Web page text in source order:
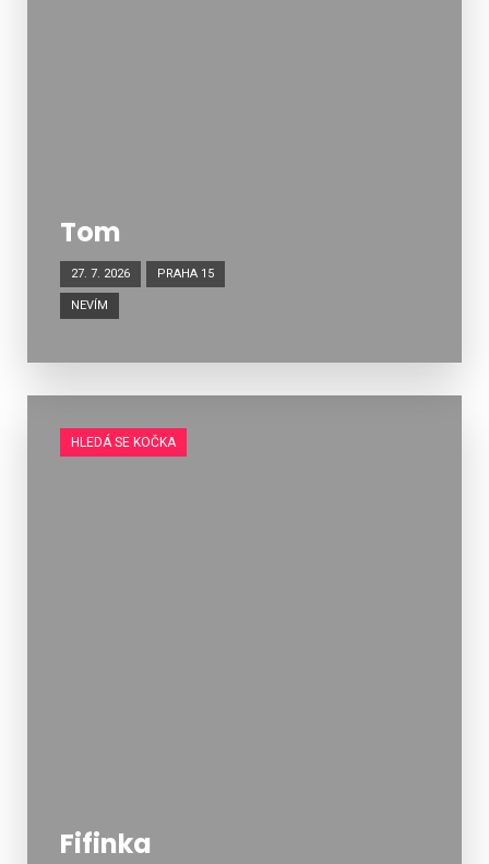
Tom
27. 7. 2026 PRAHA 15
NEVÍM
HLEDÁ SE KOČKA
Fifinka